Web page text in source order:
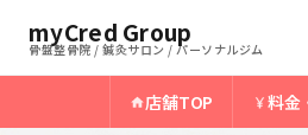
myCred Group
骨盤整骨院 / 鍼灸サロン / パーソナルジム
店舗TOP 料金
ホーム › 上田市中塩田骨盤